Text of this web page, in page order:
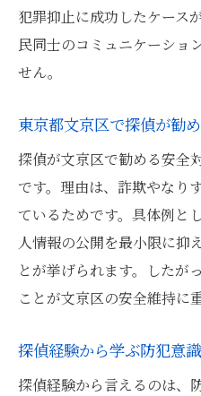
犯罪抑止に成功したケース
民同士のコミュニケーショ
せん。
東京都文京区で探偵が勧
探偵が文京区で勧める安全
です。理由は、詐欺やなり
ているためです。具体例と
人情報の公開を最小限に抑
とが挙げられます。したが
ことが文京区の安全維持に
探偵経験から学ぶ防犯意
探偵経験から言えるのは、